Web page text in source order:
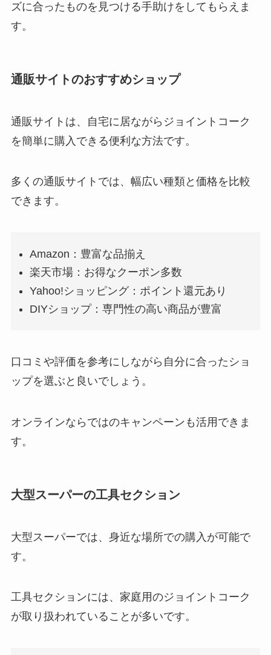
ズに合ったものを見つける手助けをしてもらえま
す。
通販サイトのおすすめショップ
通販サイトは、自宅に居ながらジョイントコーク
を簡単に購入できる便利な方法です。
多くの通販サイトでは、幅広い種類と価格を比較
できます。
Amazon：豊富な品揃え
楽天市場：お得なクーポン多数
Yahoo!ショッピング：ポイント還元あり
DIYショップ：専門性の高い商品が豊富
口コミや評価を参考にしながら自分に合ったショ
ップを選ぶと良いでしょう。
オンラインならではのキャンペーンも活用できま
す。
大型スーパーの工具セクション
大型スーパーでは、身近な場所での購入が可能で
す。
工具セクションには、家庭用のジョイントコーク
が取り扱われていることが多いです。